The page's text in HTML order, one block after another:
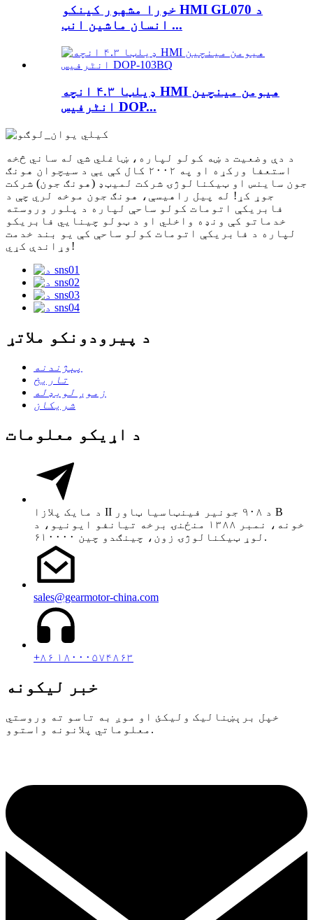
خورا مشهور کینکو HMI GL070 د
انسان ماشین انټ ...
ډیلټا ۴.۳ انچه HMI هیومن مینچین
انٹرفیس DOP...
د دې وضعیت د ښه کولو لپاره، ښاغلي شي له ساني څخه
استعفا ورکړه او په ۲۰۰۲ کال کې یې د سیچوان هونګ
جون ساینس او ​​ټیکنالوژۍ شرکت لمیټډ (هونګ جون) شرکت
جوړ کړ! له پیل راهیسې، هونګ جون موخه لري چې د
فابریکې اتومات کولو ساحې لپاره د پلور وروسته
خدماتو کې ونډه واخلي او د ټولو چینایي فابریکو
لپاره د فابریکې اتومات کولو ساحې کې یو بند خدمت
وړاندې کړي!
د پیرودونکو ملاتړ
پېژندنه
تاریخ
زموږ لوبډله
شریکان
د اړیکو معلومات
د مایک پلازا II د ۹۰۸ جونیر فینټاسیا ټاور B
خونه، نمبر ۱۳۸۸ منځنۍ برخه تیانفو ایونیو، د
لوړ ټیکنالوژۍ زون، چینګدو چین ۶۱۰۰۰۰.
sales@gearmotor-china.com
+۸۶ ۱۸۰۰۰۵۷۴۸۶۳
خبر لیکونه
خپل برېښنالیک ولیکئ او موږ به تاسو ته وروستي
معلوماتي پلانونه واستوو.